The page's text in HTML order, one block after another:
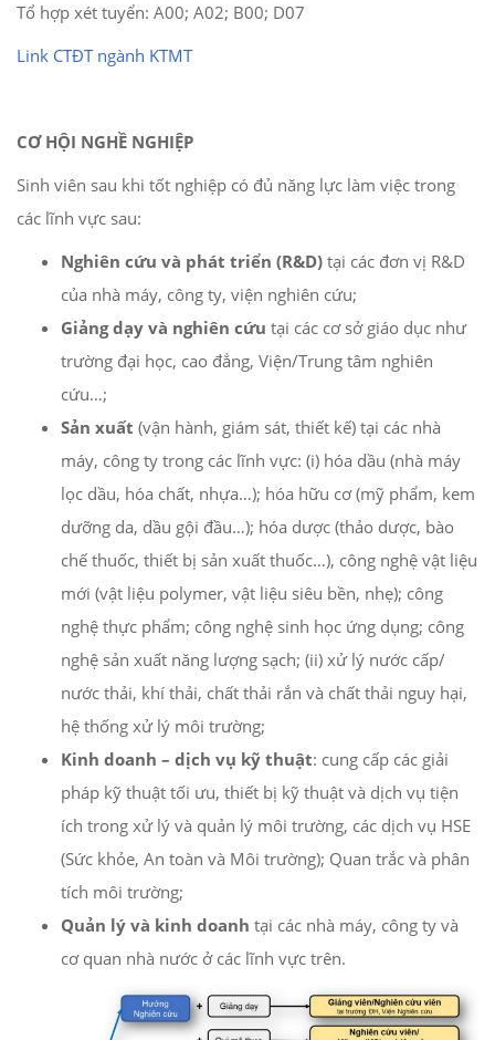
Tổ hợp xét tuyển: A00; A02; B00; D07
Link CTĐT ngành KTMT
CƠ HỘI NGHỀ NGHIỆP
Sinh viên sau khi tốt nghiệp có đủ năng lực làm việc trong
các lĩnh vực sau:
Nghiên cứu và phát triển (R&D) tại các đơn vị R&D
của nhà máy, công ty, viện nghiên cứu;
Giảng dạy và nghiên cứu tại các cơ sở giáo dục như
trường đại học, cao đẳng, Viện/Trung tâm nghiên
cứu…;
Sản xuất (vận hành, giám sát, thiết kế) tại các nhà
máy, công ty trong các lĩnh vực: (i) hóa dầu (nhà máy
lọc dầu, hóa chất, nhựa…); hóa hữu cơ (mỹ phẩm, kem
dưỡng da, dầu gội đầu…); hóa dược (thảo dược, bào
chế thuốc, thiết bị sản xuất thuốc…), công nghệ vật liệu
mới (vật liệu polymer, vật liệu siêu bền, nhẹ); công
nghệ thực phẩm; công nghệ sinh học ứng dụng; công
nghệ sản xuất năng lượng sạch; (ii) xử lý nước cấp/
nước thải, khí thải, chất thải rắn và chất thải nguy hại,
hệ thống xử lý môi trường;
Kinh doanh – dịch vụ kỹ thuật: cung cấp các giải
pháp kỹ thuật tối ưu, thiết bị kỹ thuật và dịch vụ tiện
ích trong xử lý và quản lý môi trường, các dịch vụ HSE
(Sức khỏe, An toàn và Môi trường); Quan trắc và phân
tích môi trường;
Quản lý và kinh doanh tại các nhà máy, công ty và
cơ quan nhà nước ở các lĩnh vực trên.